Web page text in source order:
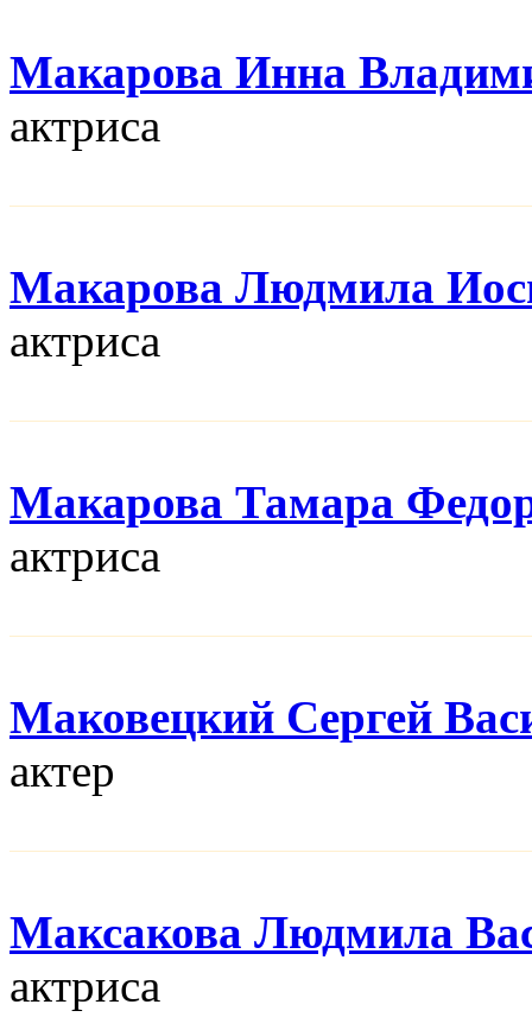
Макарова Инна
актриса
Макарова Людмила
актриса
Макарова Тамара
актриса
Маковецкий Сергей
актер
Максакова Людмила
актриса